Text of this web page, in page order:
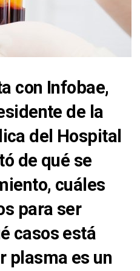
con Infobae,
de la
del Hospital
de qué se
cuáles
para ser
casos está
plasma es un